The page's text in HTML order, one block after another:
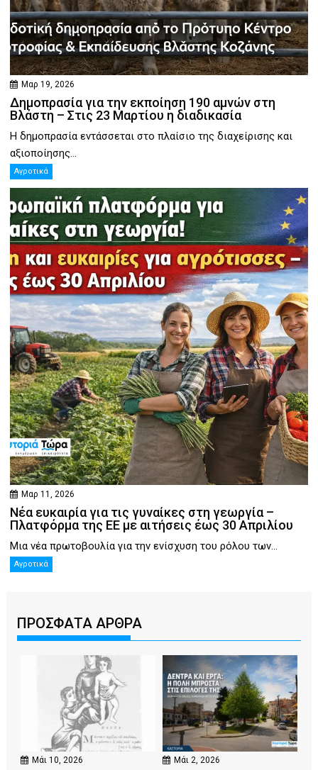
Μαρ 19, 2026
Δημοπρασία για την εκποίηση 190 αμνών στη
Βλάστη – Στις 23 Μαρτίου η διαδικασία
Η δημοπρασία εντάσσεται στο πλαίσιο της διαχείρισης και
αξιοποίησης...
Αγροτικά
Μαρ 11, 2026
Νέα ευκαιρία για τις γυναίκες στη γεωργία –
Πλατφόρμα της ΕΕ με αιτήσεις έως 30 Απριλίου
Μια νέα πρωτοβουλία για την ενίσχυση του ρόλου των...
Αγροτικά
ΠΡΟΣΦΑΤΑ ΑΡΘΡΑ
Μάι 10, 2026 Μάι 2, 2026